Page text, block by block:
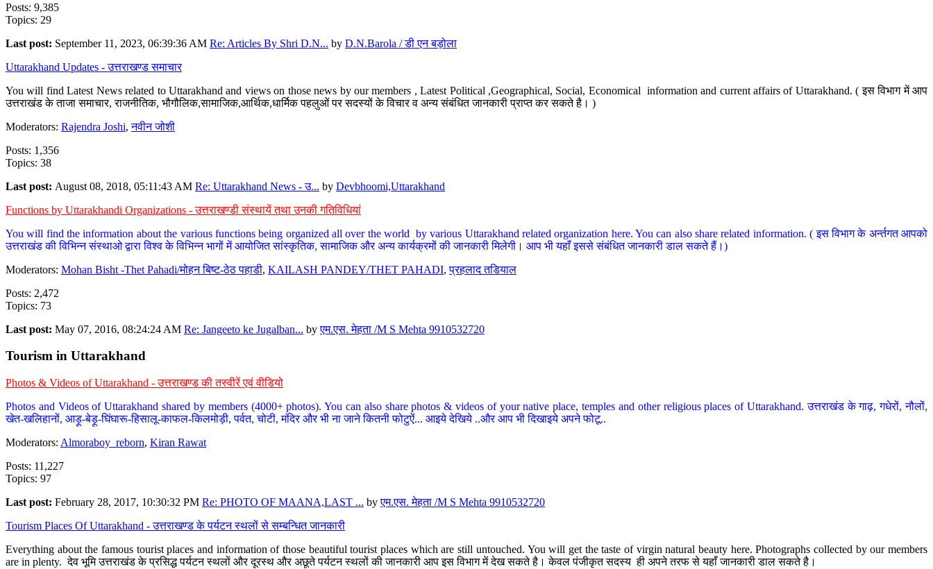
Posts: 9,385
Topics: 29
Last post: September 11, 2023, 06:39:36 AM Re: Articles By Shri D.N... by D.N.Barola / डी एन बड़ोला
Uttarakhand Updates - उत्तराखण्ड समाचार
You will find Latest News related to Uttarakhand and views on those news by our members , Latest Political ,Geographical, Social, Economical information and current affairs of Uttarakhand. ( इस विभाग में आप
उत्तराखंड के ताजा समाचार, राजनीतिक, भौगौलिक,सामाजिक,आर्थिक,धार्मिक पहलुओं पर सदस्यों के विचार व अन्य संबंधित जानकारी प्राप्त कर सकते है। )
Moderators: Rajendra Joshi,नवीन जोशी
Posts: 1,356
Topics: 38
Last post: August 08, 2018, 05:11:43 AM Re: Uttarakhand News - उ... by Devbhoomi,Uttarakhand
Functions by Uttarakhandi Organizations - उत्तराखण्डी संस्थायें तथा उनकी गतिविधियां
You will find the information about the various functions being organized all over the world by various Uttarakhand related organization here. You can also share related information. ( इस विभाग के अर्न्तगत आपको
उत्तराखंड की विभिन्न संस्थाओ द्वारा विश्व के विभिन्न भागों में आयोजित सांस्कृतिक, सामाजिक और अन्य कार्यक्रमों की जानकारी मिलेगी। आप भी यहाँ इससे संबंधित जानकारी डाल सकते हैं।)
Moderators: Mohan Bisht -Thet Pahadi/मोहन बिष्ट-ठेठ पहाडी, KAILASH PANDEY/THET PAHADI,प्रहलाद तडियाल
Posts: 2,472
Topics: 73
Last post: May 07, 2016, 08:24:24 AM Re: Jangeeto ke Jugalban... byएम.एस. मेहता /M S Mehta 9910532720
Tourism in Uttarakhand
Photos & Videos of Uttarakhand - उत्तराखण्ड की तस्वीरें एवं वीडियो
Photos and Videos of Uttarakhand shared by members (4000+ photos). You can also share photos & videos of your native place, temples and other religious places of Uttarakhand. उत्तराखंड के गाढ़, गधेरों, नौलों,
खेत-खलिहानों, आड़ू-बेड़ू-घिंघारू-हिसालू-काफल-किलमोड़ी, पर्वत, चोटी, मंदिर और भी ना जाने कितनी फोटुऐं... आइये देखिये ..और आप भी दिखाइये अपने फोटू..
Moderators: Almoraboy_reborn, Kiran Rawat
Posts: 11,227
Topics: 97
Last post: February 28, 2017, 10:30:32 PM Re: PHOTO OF MAANA,LAST ... byएम.एस. मेहता /M S Mehta 9910532720
Tourism Places Of Uttarakhand - उत्तराखण्ड के पर्यटन स्थलों से सम्बन्धित जानकारी
Everything about the famous tourist places and information of those beautiful tourist places which are still untouched. You will get the taste of virgin natural beauty here. Photographs collected by our members
are in plenty. देव भूमि उत्तराखंड के प्रसिद्ध पर्यटन स्थलों और दूरस्थ और अछूते पर्यटन स्थलों की जानकारी आप इस विभाग में देख सकते है। केवल पंजीकृत सदस्य ही अपने तरफ से यहाँ जानकारी डाल सकते है।